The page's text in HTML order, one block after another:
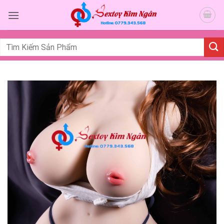
qua
nội
dung
Tìm
kiếm: